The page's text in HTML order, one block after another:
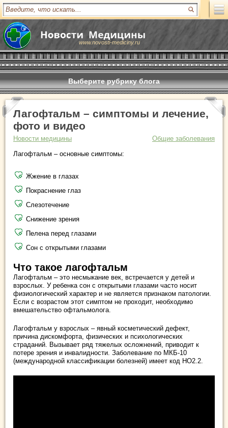
www.novosti-mediciny.ru
Выберите рубрику блога
Лагофтальм – симптомы и лечение,
фото и видео
Новости медицины
Общие заболевания
Лагофтальм – основные симптомы:
Жжение в глазах
Покраснение глаз
Слезотечение
Снижение зрения
Пелена перед глазами
Сон с открытыми глазами
Что такое лагофтальм
Лагофтальм – это несмыкание век, встречается у детей и
взрослых. У ребенка сон с открытыми глазами часто носит
физиологический характер и не является признаком патологии.
Если с возрастом этот симптом не проходит, необходимо
вмешательство офтальмолога.
Лагофтальм у взрослых – явный косметический дефект,
причина дискомфорта, физических и психологических
страданий. Вызывает ряд тяжелых осложнений, приводит к
потере зрения и инвалидности. Заболевание по МКБ-10
(международной классификации болезней) имеет код НО2.2.